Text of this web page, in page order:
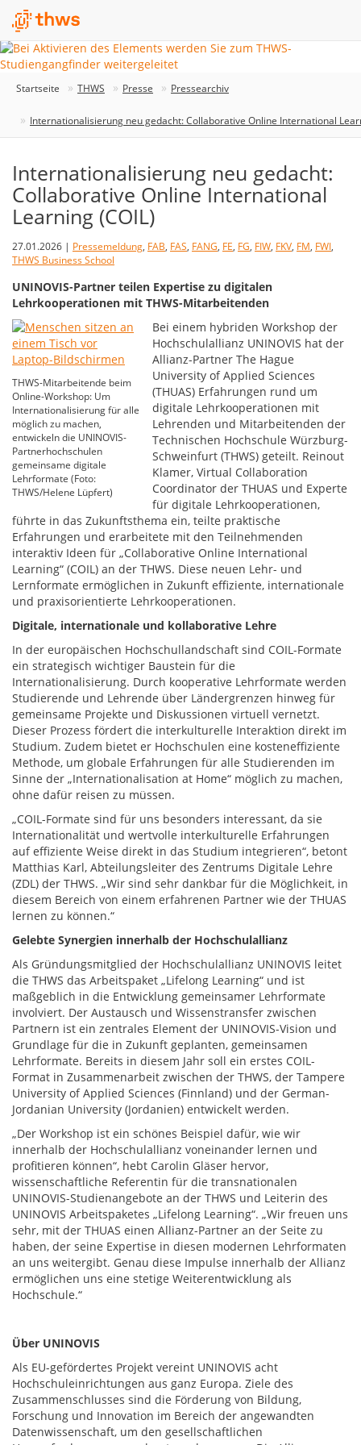
Startseite THWS Presse Pressearchiv
Internationalisierung neu gedacht: Collaborative Online International
Internationalisierung neu gedacht:
Collaborative Online International
Learning (COIL)
27.01.2026 | Pressemeldung, FAB, FAS, FANG, FE, FG, FIW, FKV, FM, FWI,
THWS Business School
UNINOVIS-Partner teilen Expertise zu digitalen
Lehrkooperationen mit THWS-Mitarbeitenden
THWS-Mitarbeitende beim
Online-Workshop: Um
Internationalisierung für alle
möglich zu machen,
entwickeln die UNINOVIS-
Partnerhochschulen
gemeinsame digitale
Lehrformate (Foto:
THWS/Helene Lüpfert)
Bei einem hybriden Workshop der
Hochschulallianz UNINOVIS hat der
Allianz-Partner The Hague
University of Applied Sciences
(THUAS) Erfahrungen rund um
digitale Lehrkooperationen mit
Lehrenden und Mitarbeitenden der
Technischen Hochschule Würzburg-
Schweinfurt (THWS) geteilt. Reinout
Klamer, Virtual Collaboration
Coordinator der THUAS und Experte
für digitale Lehrkooperationen,
führte in das Zukunftsthema ein, teilte praktische
Erfahrungen und erarbeitete mit den Teilnehmenden
interaktiv Ideen für „Collaborative Online International
Learning“ (COIL) an der THWS. Diese neuen Lehr- und
Lernformate ermöglichen in Zukunft effiziente, internationale
und praxisorientierte Lehrkooperationen.
Digitale, internationale und kollaborative Lehre
In der europäischen Hochschullandschaft sind COIL-Formate
ein strategisch wichtiger Baustein für die
Internationalisierung. Durch kooperative Lehrformate werden
Studierende und Lehrende über Ländergrenzen hinweg für
gemeinsame Projekte und Diskussionen virtuell vernetzt.
Dieser Prozess fördert die interkulturelle Interaktion direkt im
Studium. Zudem bietet er Hochschulen eine kosteneffiziente
Methode, um globale Erfahrungen für alle Studierenden im
Sinne der „Internationalisation at Home“ möglich zu machen,
ohne dafür reisen zu müssen.
„COIL-Formate sind für uns besonders interessant, da sie
Internationalität und wertvolle interkulturelle Erfahrungen
auf effiziente Weise direkt in das Studium integrieren“, betont
Matthias Karl, Abteilungsleiter des Zentrums Digitale Lehre
(ZDL) der THWS. „Wir sind sehr dankbar für die Möglichkeit, in
diesem Bereich von einem erfahrenen Partner wie der THUAS
lernen zu können.“
Gelebte Synergien innerhalb der Hochschulallianz
Als Gründungsmitglied der Hochschulallianz UNINOVIS leitet
die THWS das Arbeitspaket „Lifelong Learning“ und ist
maßgeblich in die Entwicklung gemeinsamer Lehrformate
involviert. Der Austausch und Wissenstransfer zwischen
Partnern ist ein zentrales Element der UNINOVIS-Vision und
Grundlage für die in Zukunft geplanten, gemeinsamen
Lehrformate. Bereits in diesem Jahr soll ein erstes COIL-
Format in Zusammenarbeit zwischen der THWS, der Tampere
University of Applied Sciences (Finnland) und der German-
Jordanian University (Jordanien) entwickelt werden.
„Der Workshop ist ein schönes Beispiel dafür, wie wir
innerhalb der Hochschulallianz voneinander lernen und
profitieren können“, hebt Carolin Gläser hervor,
wissenschaftliche Referentin für die transnationalen
UNINOVIS-Studienangebote an der THWS und Leiterin des
UNINOVIS Arbeitspaketes „Lifelong Learning“. „Wir freuen uns
sehr, mit der THUAS einen Allianz-Partner an der Seite zu
haben, der seine Expertise in diesen modernen Lehrformaten
an uns weitergibt. Genau diese Impulse innerhalb der Allianz
ermöglichen uns eine stetige Weiterentwicklung als
Hochschule.“
Über UNINOVIS
Als EU-gefördertes Projekt vereint UNINOVIS acht
Hochschuleinrichtungen aus ganz Europa. Ziele des
Zusammenschlusses sind die Förderung von Bildung,
Forschung und Innovation im Bereich der angewandten
Datenwissenschaft, um den gesellschaftlichen